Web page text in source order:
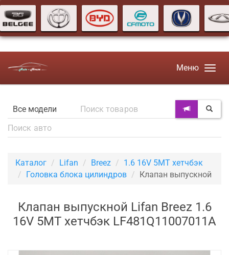
Меню
Каталог Lifan Breez
1.6 16V 5MT хетчбэк
Головка блока цилиндров
Клапан выпускной
Клапан выпускной Lifan Breez 1.6
16V 5MT хетчбэк LF481Q11007011A